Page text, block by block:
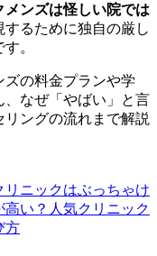
メンズは怪しい院では
るために独自の厳し
。
の料金プランや学
なぜ「やばい」と言
ングの流れまで解説
リニックはぶっちゃけ
い？人気クリニック
方